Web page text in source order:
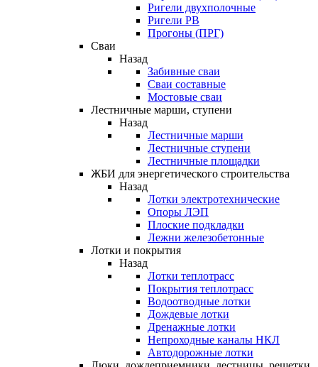
Ригели двухполочные
Ригели РВ
Прогоны (ПРГ)
Сваи
Назад
Забивные сваи
Сваи составные
Мостовые сваи
Лестничные марши, ступени
Назад
Лестничные марши
Лестничные ступени
Лестничные площадки
ЖБИ для энергетического строительства
Назад
Лотки электротехнические
Опоры ЛЭП
Плоские подкладки
Лежни железобетонные
Лотки и покрытия
Назад
Лотки теплотрасс
Покрытия теплотрасс
Водоотводные лотки
Дождевые лотки
Дренажные лотки
Непроходные каналы НКЛ
Автодорожные лотки